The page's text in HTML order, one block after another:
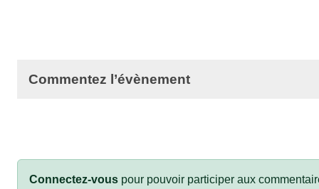
Commentez l’évènement
Connectez-vous pour pouvoir participer aux